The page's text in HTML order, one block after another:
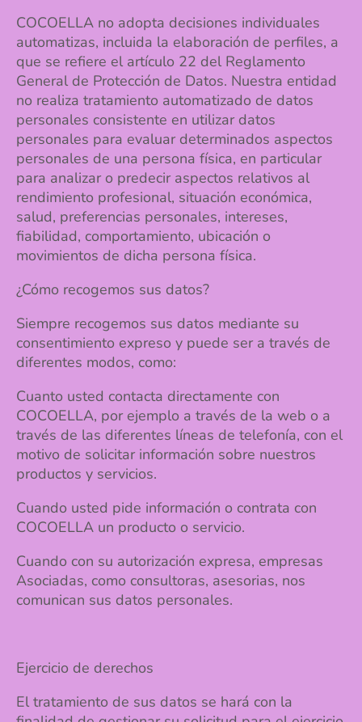
COCOELLA no adopta decisiones individuales
automatizas, incluida la elaboración de perfiles, a
que se refiere el artículo 22 del Reglamento
General de Protección de Datos. Nuestra entidad
no realiza tratamiento automatizado de datos
personales consistente en utilizar datos
personales para evaluar determinados aspectos
personales de una persona física, en particular
para analizar o predecir aspectos relativos al
rendimiento profesional, situación económica,
salud, preferencias personales, intereses,
fiabilidad, comportamiento, ubicación o
movimientos de dicha persona física.
¿Cómo recogemos sus datos?
Siempre recogemos sus datos mediante su
consentimiento expreso y puede ser a través de
diferentes modos, como:
Cuanto usted contacta directamente con
COCOELLA, por ejemplo a través de la web o a
través de las diferentes líneas de telefonía, con el
motivo de solicitar información sobre nuestros
productos y servicios.
Cuando usted pide información o contrata con
COCOELLA un producto o servicio.
Cuando con su autorización expresa, empresas
Asociadas, como consultoras, asesorias, nos
comunican sus datos personales.
Ejercicio de derechos
El tratamiento de sus datos se hará con la